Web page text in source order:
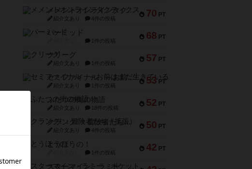
70 PT
メメントオンラインタクティクス
紹介文あり 4件の投稿
68 PT
パーミッド
1件の投稿
57 PT
クリーグ
紹介文あり 1件の投稿
53 PT
セミファイナル ～お前はまだ生きている～
紹介文あり 1件の投稿
52 PT
ふたつの街の物語
紹介文あり 18件の投稿
50 PT
クランク! ：冒険者たち（拡張）
紹介文あり 4件の投稿
42 PT
とうほうの！
1件の投稿
スターマイン・ラミー ポケット